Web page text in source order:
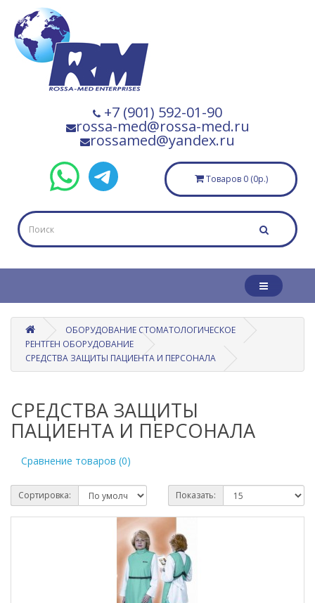
+7 (901) 592-01-90
rossa-med@rossa-med.ru
rossamed@yandex.ru
Товаров 0 (0р.)
ОБОРУДОВАНИЕ СТОМАТОЛОГИЧЕСКОЕ
РЕНТГЕН ОБОРУДОВАНИЕ
СРЕДСТВА ЗАЩИТЫ ПАЦИЕНТА И ПЕРСОНАЛА
СРЕДСТВА ЗАЩИТЫ
ПАЦИЕНТА И ПЕРСОНАЛА
Сравнение товаров (0)
Сортировка: Показать: